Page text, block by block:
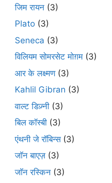
जिम रायन (3)
Plato (3)
Seneca (3)
विलियम सोमरसेट मोग़म (3)
आर के लक्ष्मण(3)
Kahlil Gibran (3)
वाल्ट डिज़्नी (3)
बिल कॉस्बी (3)
एंथनी जे रॉबिन्स(3)
जॉन बाएज़ (3)
जॉन रस्किन (3)